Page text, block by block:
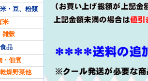
・豆、粉類
米
雑穀
品
・佃煮
燥野菜他